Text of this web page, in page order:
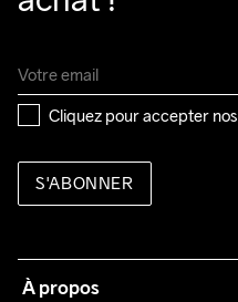
Cliquez pour accepter nos
S'ABONNER
À propos